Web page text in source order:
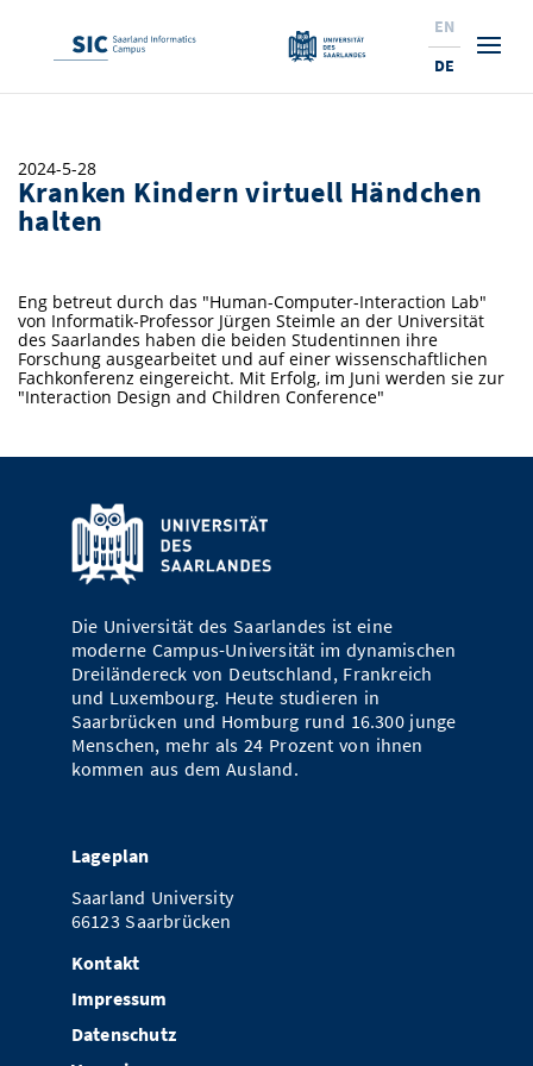
Interessierte & BewerberInnen
Angebote für SchülerInnen
10 Gründe für den SIC
NEU: Internationale Studiengänge
Neu am SIC?
Aktuelle Semesterinfos
Beratung für Studierende
Lehrveranstaltungen & AnsprechpartnerInnen
Semestertermine & Klausuren
Prüfungsangelegenheiten
Vom Studium in den Beruf
Service
Service und Support
ProfessorInnen
Stellenangebote
Bibliothek
Study Scheduler
Forschung
Forschungsinstitutionen
Ranking
Forschungsfelder
ProfessorInnen
Forschungsgruppen
Bibliothek
Karrierewege
Promotion
Gründen & Investieren
Stellenangebote
News
Termine, Vorträge und Veranstaltungen
Technologietransfer
Innovationsstandort
Expertise am SIC
Kooperieren & Investieren
Forschungsinstitutionen
Start-ups
News & Termine
Pressemeldungen
IT-Themenabend
News
Über Uns
Saarland Informatics Campus
Forschungsinstitutionen
Ranking
Zahlen & Fakten
Pressespiegel
Preise, Auszeichnungen und Förderungen
Kontakt
SIC Merchandise
SIC Podcast
Kontakte & Anfahrt
Anfahrt
AnsprechpartnerInnen, Personen, Forschungsgruppen
Termine, Vorträge und Veranstaltungen
Alumni
EN
DE
2024-5-28
Kranken Kindern virtuell Händchen
halten
Eng betreut durch das "Human-Computer-Interaction Lab"
von Informatik-Professor Jürgen Steimle an der Universität
des Saarlandes haben die beiden Studentinnen ihre
Forschung ausgearbeitet und auf einer wissenschaftlichen
Fachkonferenz eingereicht. Mit Erfolg, im Juni werden sie zur
"Interaction Design and Children Conference"
Die Universität des Saarlandes ist eine
moderne Campus-Universität im dynamischen
Dreiländereck von Deutschland, Frankreich
und Luxembourg. Heute studieren in
Saarbrücken und Homburg rund 16.300 junge
Menschen, mehr als 24 Prozent von ihnen
kommen aus dem Ausland.
Lageplan
Saarland University
66123 Saarbrücken
Kontakt
Impressum
Datenschutz